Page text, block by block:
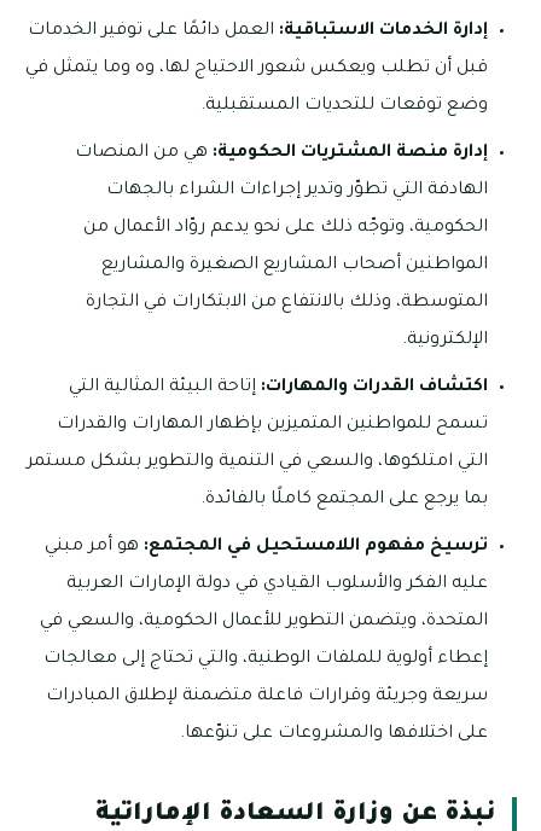
إدارة الخدمات الاستباقية: العمل دائمًا على توفير الخدمات
قبل أن تطلب ويعكس شعور الاحتياج لها، وه وما يتمثل في
وضع توقعات للتحديات المستقبلية.
إدارة منصة المشتريات الحكومية: هي من المنصات
الهادفة التي تطوّر وتدير إجراءات الشراء بالجهات
الحكومية، وتوجّه ذلك على نحو يدعم روّاد الأعمال من
المواطنين أصحاب المشاريع الصغيرة والمشاريع
المتوسطة، وذلك بالانتفاع من الابتكارات في التجارة
الإلكترونية.
اكتشاف القدرات والمهارات: إتاحة البيئة المثالية التي
تسمح للمواطنين المتميزين بإظهار المهارات والقدرات
التي امتلكوها، والسعي في التنمية والتطوير بشكل مستمر
بما يرجع على المجتمع كاملًا بالفائدة.
ترسيخ مفهوم اللامستحيل في المجتمع: هو أمر مبني
عليه الفكر والأسلوب القيادي في دولة الإمارات العربية
المتحدة، ويتضمن التطوير للأعمال الحكومية، والسعي في
إعطاء أولوية للملفات الوطنية، والتي تحتاج إلى معالجات
سريعة وجريئة وقرارات فاعلة متضمنة لإطلاق المبادرات
على اختلافها والمشروعات على تنوّعها.
نبذة عن وزارة السعادة الإماراتية